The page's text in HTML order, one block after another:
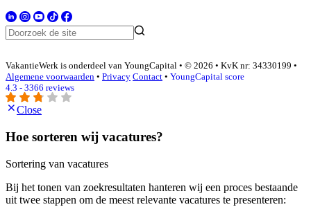
VakantieWerk is onderdeel van YoungCapital • © 2026 • KvK nr: 34330199 •
Algemene voorwaarden • Privacy Contact • YoungCapital score
4.3 - 3366 reviews
Close
Hoe sorteren wij vacatures?
Sortering van vacatures
Bij het tonen van zoekresultaten hanteren wij een proces bestaande
uit twee stappen om de meest relevante vacatures te presenteren: